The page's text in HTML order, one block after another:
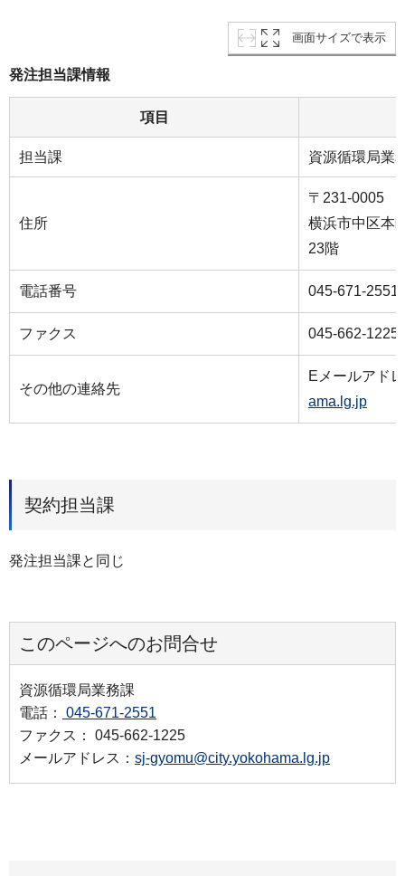
画面サイズで表示
発注担当課情報
項目
担当課 資源循環局業
住所
〒231-0005
横浜市中区本
23階
電話番号 045-671-2551
ファクス 045-662-1225
その他の連絡先
Eメールアド
ama.lg.jp
契約担当課
発注担当課と同じ
このページへのお問合せ
資源循環局業務課
電話：
045-671-2551
ファクス： 045-662-1225
メールアドレス： sj-gyomu@city.yokohama.lg.jp